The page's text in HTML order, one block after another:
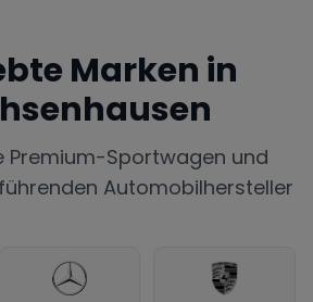
Marken in
Premium-Sportwagen und
Automobilhersteller